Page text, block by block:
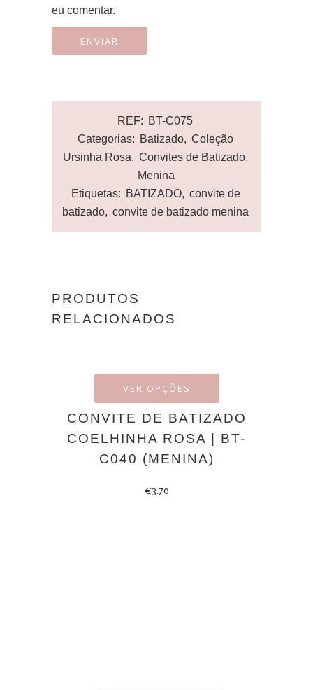
eu comentar.
REF: BT-C075
Categorias: Batizado, Coleção
Ursinha Rosa, Convites de Batizado,
Menina
Etiquetas: BATIZADO, convite de
batizado, convite de batizado menina
PRODUTOS
RELACIONADOS
VER OPÇÕES
CONVITE DE BATIZADO
COELHINHA ROSA | BT-
C040 (MENINA)
€3.70